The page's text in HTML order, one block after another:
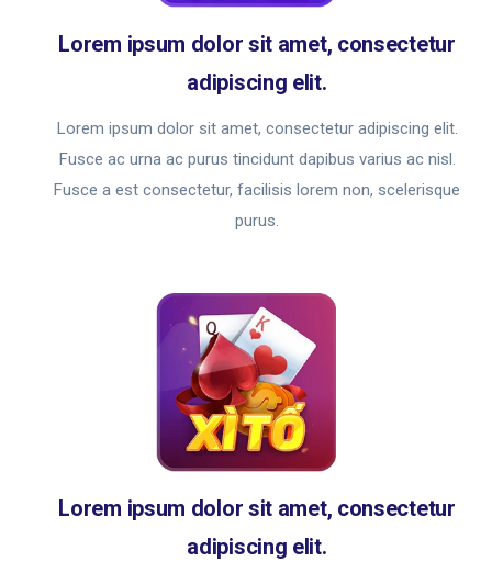
Lorem ipsum dolor sit amet, consectetur
adipiscing elit.
Lorem ipsum dolor sit amet, consectetur adipiscing elit.
Fusce ac urna ac purus tincidunt dapibus varius ac nisl.
Fusce a est consectetur, facilisis lorem non, scelerisque
purus.
Lorem ipsum dolor sit amet, consectetur
adipiscing elit.